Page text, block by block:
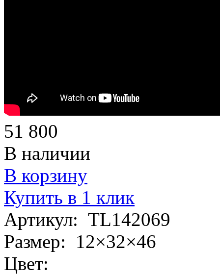
51 800
В наличии
В корзину
Купить в 1 клик
Артикул: TL142069
Размер: 12×32×46
Цвет: